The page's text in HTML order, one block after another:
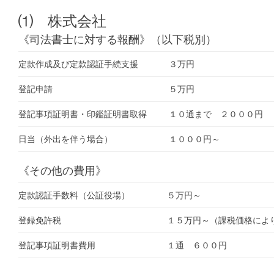
⑴ 株式会社
《司法書士に対する報酬》（以下税別）
定款作成及び定款認証手続支援 ３万円
登記申請 ５万円
登記事項証明書・印鑑証明書取得 １０通まで ２０００円
日当（外出を伴う場合） １０００円～
《その他の費用》
定款認証手数料（公証役場） ５万円～
登録免許税 １５万円～（課税価格によ
登記事項証明書費用 １通 ６００円